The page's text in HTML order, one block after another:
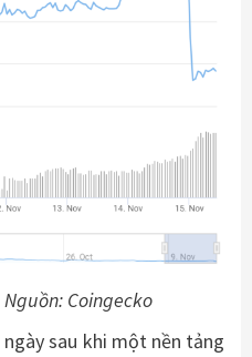
Coingecko
sau khi một nền tảng